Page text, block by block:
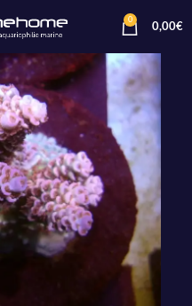
0
0,00€